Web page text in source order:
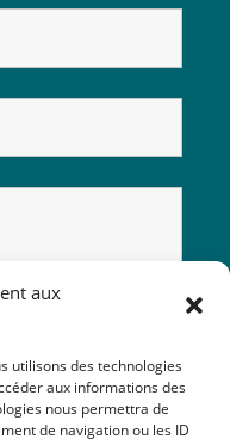
aux
utilisons des technologies
aux informations des
nous permettra de
de navigation ou les ID